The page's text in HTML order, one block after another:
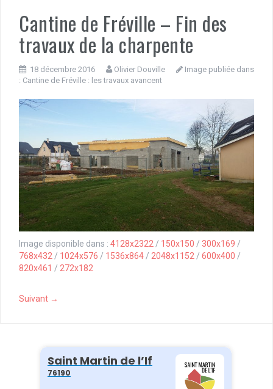
Cantine de Fréville – Fin des
travaux de la charpente
18 décembre 2016 Olivier Douville
Image publiée dans
: Cantine de Fréville : les travaux avancent
Image disponible dans : 4128x2322 / 150x150 / 300x169 /
768x432 / 1024x576 / 1536x864 / 2048x1152 / 600x400 /
820x461 / 272x182
Suivant →